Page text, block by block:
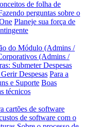
de folha de
perguntas sobre o
Planeje sua força de
do Módulo (Admins /
(Admins /
Submeter Despesas
Despesas Para a
e Suporte Boas
técnicos
cartões de software
de software com o